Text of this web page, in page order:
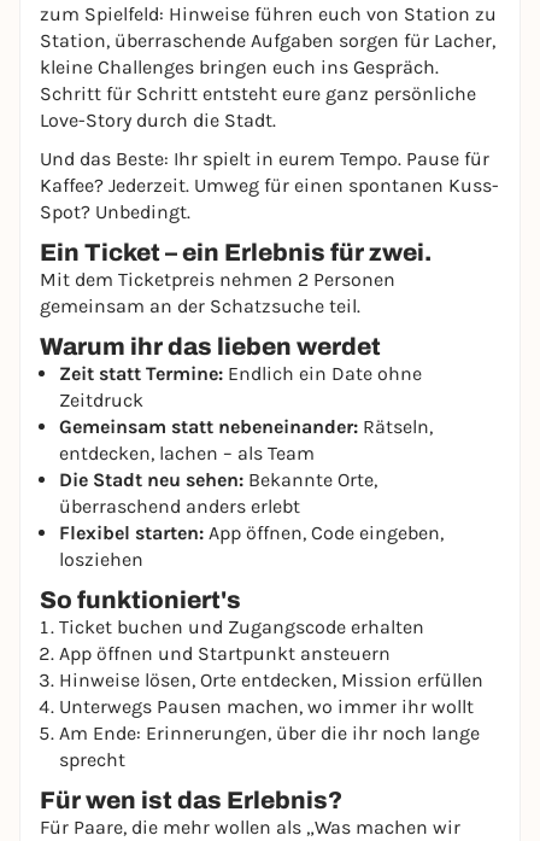
zum Spielfeld: Hinweise führen euch von Station zu
Station, überraschende Aufgaben sorgen für Lacher,
kleine Challenges bringen euch ins Gespräch.
Schritt für Schritt entsteht eure ganz persönliche
Love-Story durch die Stadt.
Und das Beste: Ihr spielt in eurem Tempo. Pause für
Kaffee? Jederzeit. Umweg für einen spontanen Kuss-
Spot? Unbedingt.
Ein Ticket – ein Erlebnis für zwei.
Mit dem Ticketpreis nehmen 2 Personen
gemeinsam an der Schatzsuche teil.
Warum ihr das lieben werdet
Zeit statt Termine: Endlich ein Date ohne
Zeitdruck
Gemeinsam statt nebeneinander: Rätseln,
entdecken, lachen – als Team
Die Stadt neu sehen: Bekannte Orte,
überraschend anders erlebt
Flexibel starten: App öffnen, Code eingeben,
losziehen
So funktioniert's
Ticket buchen und Zugangscode erhalten
App öffnen und Startpunkt ansteuern
Hinweise lösen, Orte entdecken, Mission erfüllen
Unterwegs Pausen machen, wo immer ihr wollt
Am Ende: Erinnerungen, über die ihr noch lange
sprecht
Für wen ist das Erlebnis?
Für Paare, die mehr wollen als „Was machen wir